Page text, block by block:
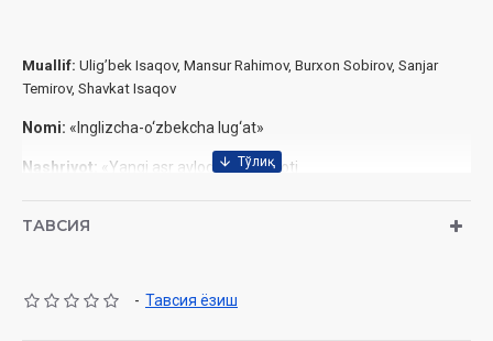
Muallif: Ulig’bek Isaqov, Mansur Rahimov, Burxon Sobirov, Sanjar
Temirov, Shavkat Isaqov
Nomi: «Inglizcha-o‘zbekcha lug‘at»‎
Nashriyot: «Yangi asr avlodi» Nashriyoti
ТАВСИЯ
- Тавсия ёзиш